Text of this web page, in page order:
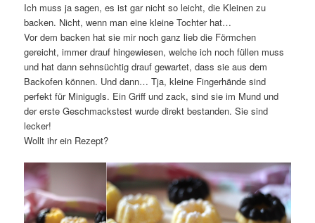
Ich muss ja sagen, es ist gar nicht so leicht, die Kleinen zu
backen. Nicht, wenn man eine kleine Tochter hat…
Vor dem backen hat sie mir noch ganz lieb die Förmchen
gereicht, immer drauf hingewiesen, welche ich noch füllen muss
und hat dann sehnsüchtig drauf gewartet, dass sie aus dem
Backofen können. Und dann… Tja, kleine Fingerhände sind
perfekt für Minigugls. Ein Griff und zack, sind sie im Mund und
der erste Geschmackstest wurde direkt bestanden. Sie sind
lecker!
Wollt ihr ein Rezept?